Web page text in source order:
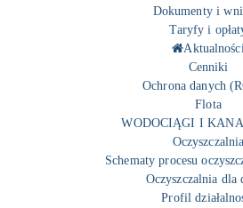
Dokumenty i
Taryfy i
Aktualności
Cenniki
Ochrona danych
Flota
WODOCIĄGI I
Oczyszczalnia
Schematy procesu
Oczyszczalnia dla
Profil